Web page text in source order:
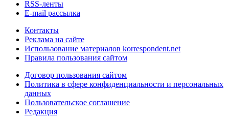
RSS-ленты
E-mail рассылка
Контакты
Реклама на сайте
Использование материалов korrespondent.net
Правила пользования сайтом
Договор пользования сайтом
Политика в сфере конфиденциальности и персональных
данных
Пользовательское соглашение
Редакция